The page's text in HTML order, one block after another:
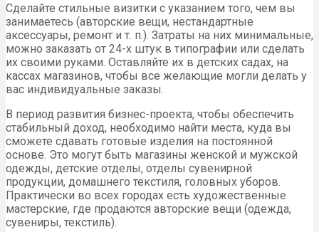
Сделайте стильные визитки с указанием того, чем вы
занимаетесь (авторские вещи, нестандартные
аксессуары, ремонт и т. п.). Затраты на них минимальные,
можно заказать от 24-х штук в типографии или сделать
их своими руками. Оставляйте их в детских садах, на
кассах магазинов, чтобы все желающие могли делать у
вас индивидуальные заказы.
В период развития бизнес-проекта, чтобы обеспечить
стабильный доход, необходимо найти места, куда вы
сможете сдавать готовые изделия на постоянной
основе. Это могут быть магазины женской и мужской
одежды, детские отделы, отделы сувенирной
продукции, домашнего текстиля, головных уборов.
Практически во всех городах есть художественные
мастерские, где продаются авторские вещи (одежда,
сувениры, текстиль).